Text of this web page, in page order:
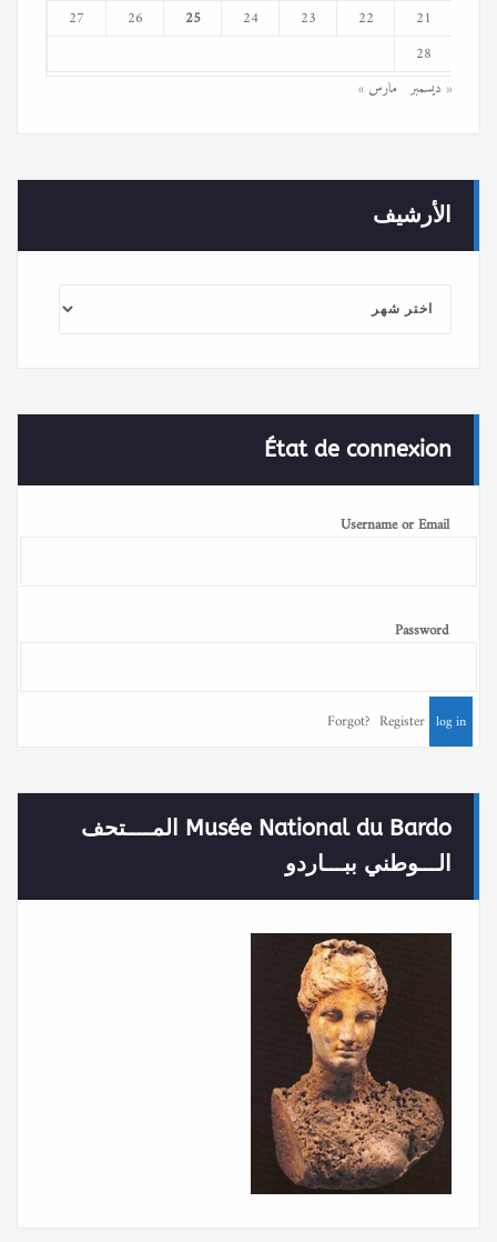
21
22
23
24
25
26
27
28
« ديسمبر مارس »
الأرشيف
État de connexion
Username or Email
Password
Forgot? Register
Musée National du Bardo المــــتحف
الـــوطني ببـــاردو